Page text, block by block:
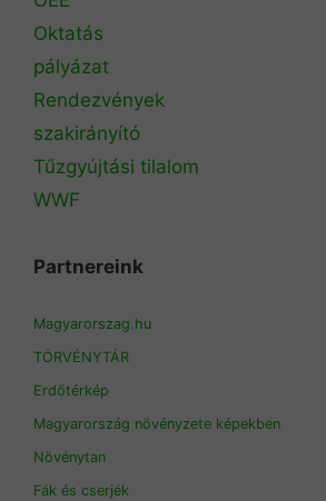
Oktatás
pályázat
Rendezvények
szakirányító
Tűzgyújtási tilalom
WWF
Partnereink
Magyarorszag.hu
TÖRVÉNYTÁR
Erdőtérkép
Magyarország növényzete képekben
Növénytan
Fák és cserjék